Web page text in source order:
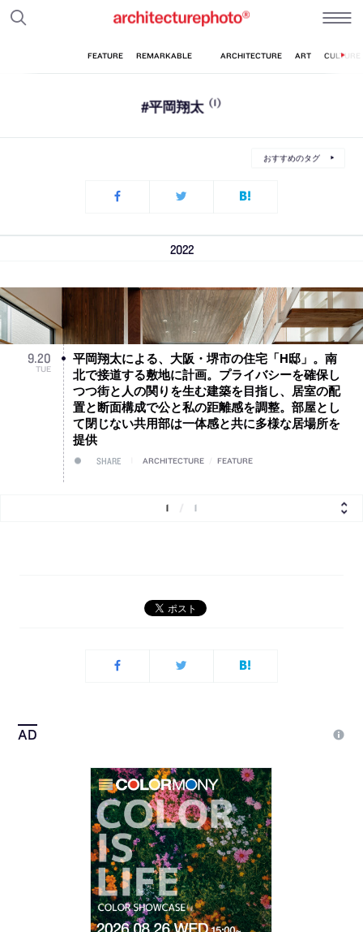
#平岡翔太 (1)
おすすめのタグ
2022
9.20
TUE
平岡翔太による、大阪・堺市の住宅「H邸」。南
北で接道する敷地に計画。プライバシーを確保し
つつ街と人の関りを生む建築を目指し、居室の配
置と断面構成で公と私の距離感を調整。部屋とし
て閉じない共用部は一体感と共に多様な居場所を
提供
SHARE ARCHITECTURE FEATURE
1 1